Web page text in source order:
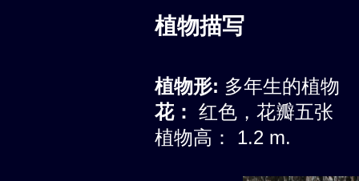
植物描写
植物形: 多年生的植物
花： 红色，花瓣五张
植物高： 1.2 m.